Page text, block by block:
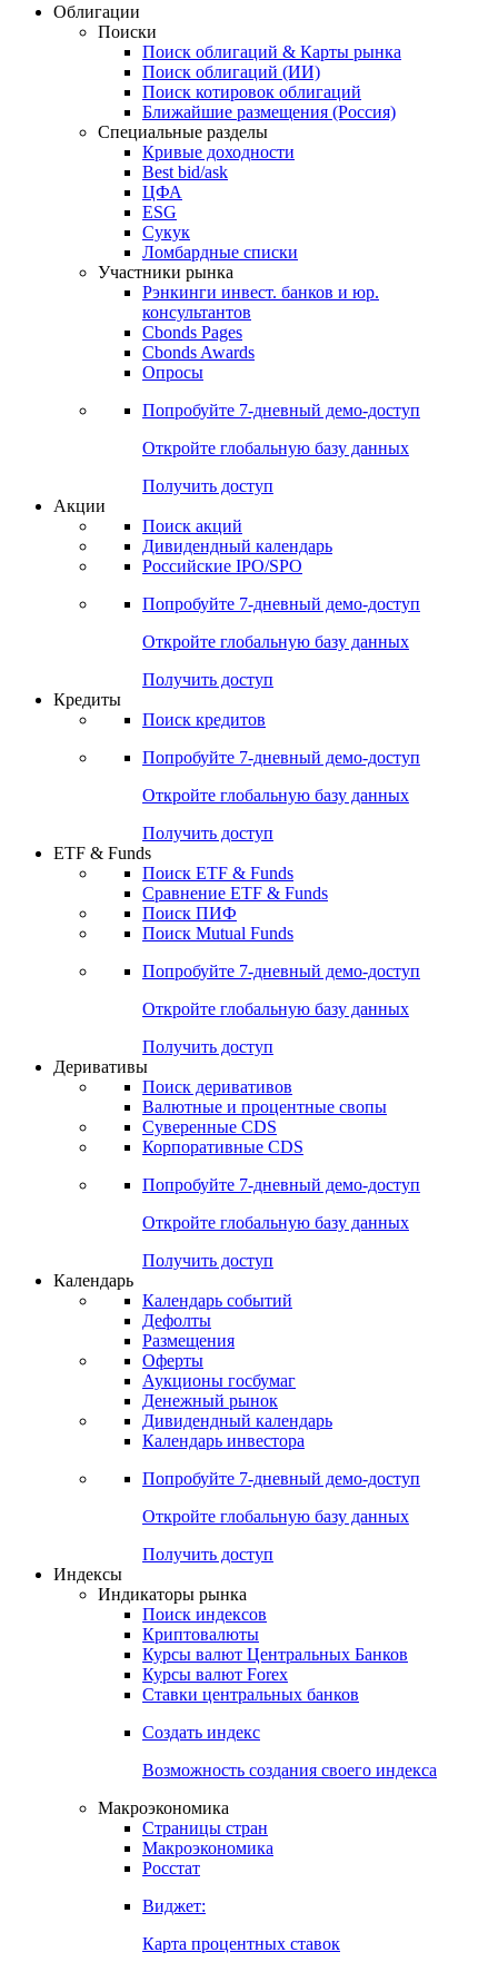
Облигации
Поиски
Поиск облигаций & Карты рынка
Поиск облигаций (ИИ)
Поиск котировок облигаций
Ближайшие размещения (Россия)
Специальные разделы
Кривые доходности
Best bid/ask
ЦФА
ESG
Сукук
Ломбардные списки
Участники рынка
Рэнкинги инвест. банков и юр.
консультантов
Cbonds Pages
Cbonds Awards
Опросы
Попробуйте 7-дневный демо-доступ
Откройте глобальную базу данных
Получить доступ
Акции
Поиск акций
Дивидендный календарь
Российские IPO/SPO
Попробуйте 7-дневный демо-доступ
Откройте глобальную базу данных
Получить доступ
Кредиты
Поиск кредитов
Попробуйте 7-дневный демо-доступ
Откройте глобальную базу данных
Получить доступ
ETF & Funds
Поиск ETF & Funds
Сравнение ETF & Funds
Поиск ПИФ
Поиск Mutual Funds
Попробуйте 7-дневный демо-доступ
Откройте глобальную базу данных
Получить доступ
Деривативы
Поиск деривативов
Валютные и процентные свопы
Суверенные CDS
Корпоративные CDS
Попробуйте 7-дневный демо-доступ
Откройте глобальную базу данных
Получить доступ
Календарь
Календарь событий
Дефолты
Размещения
Оферты
Аукционы госбумаг
Денежный рынок
Дивидендный календарь
Календарь инвестора
Попробуйте 7-дневный демо-доступ
Откройте глобальную базу данных
Получить доступ
Индексы
Индикаторы рынка
Поиск индексов
Криптовалюты
Курсы валют Центральных Банков
Курсы валют Forex
Ставки центральных банков
Создать индекс
Возможность создания своего индекса
Макроэкономика
Страницы стран
Макроэкономика
Росстат
Виджет:
Карта процентных ставок